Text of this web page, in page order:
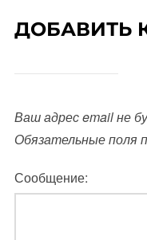
ДОБАВИТЬ
Ваш адрес email не
Обязательные поля
Сообщение: